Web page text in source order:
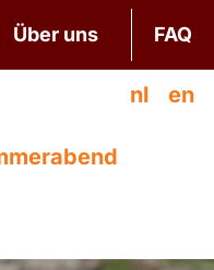
Über uns FAQ
nl en